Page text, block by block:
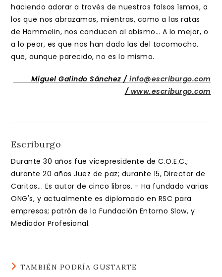
haciendo adorar a través de nuestros falsos ísmos, a
los que nos abrazamos, mientras, como a las ratas
de Hammelin, nos conducen al abismo… A lo mejor, o
a lo peor, es que nos han dado las del tocomocho,
que, aunque parecido, no es lo mismo.
Miguel Galindo Sánchez /info@escriburgo.com
/ www.escriburgo.com
Escriburgo
Durante 30 años fue vicepresidente de C.O.E.C.;
durante 20 años Juez de paz; durante 15, Director de
Caritas... Es autor de cinco libros. - Ha fundado varias
ONG's, y actualmente es diplomado en RSC para
empresas; patrón de la Fundación Entorno Slow, y
Mediador Profesional.
TAMBIÉN PODRÍA GUSTARTE